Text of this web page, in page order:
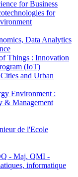
for Business
for
Data Analytics
Things : Innovation
(IoT)
and Urban
Environment :
& Management
de l'Ecole
- Maj. QMI -
informatique